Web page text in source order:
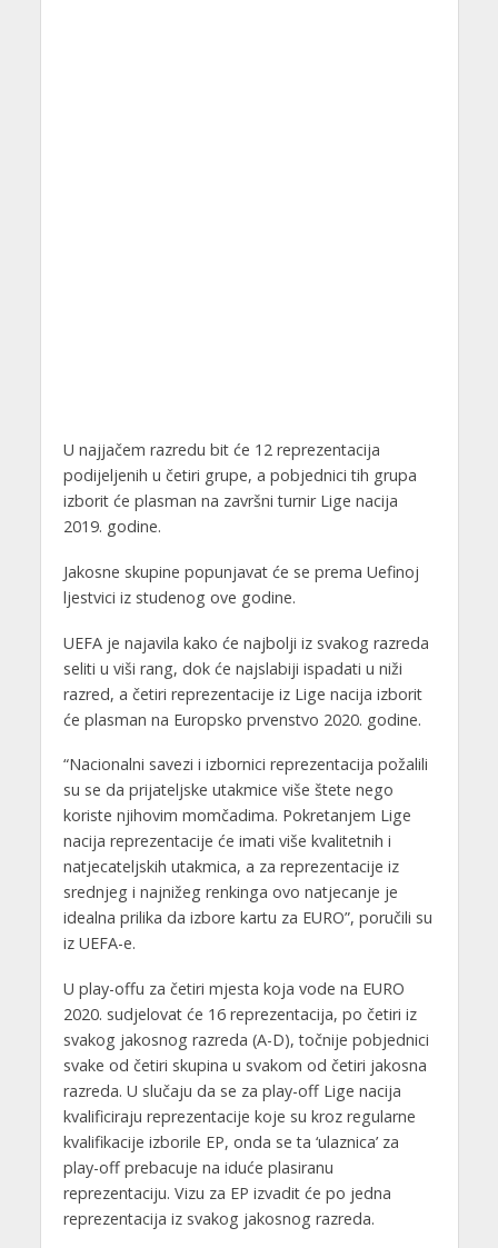
U najjačem razredu bit će 12 reprezentacija
podijeljenih u četiri grupe, a pobjednici tih grupa
izborit će plasman na završni turnir Lige nacija
2019. godine.
Jakosne skupine popunjavat će se prema Uefinoj
ljestvici iz studenog ove godine.
UEFA je najavila kako će najbolji iz svakog razreda
seliti u viši rang, dok će najslabiji ispadati u niži
razred, a četiri reprezentacije iz Lige nacija izborit
će plasman na Europsko prvenstvo 2020. godine.
“Nacionalni savezi i izbornici reprezentacija požalili
su se da prijateljske utakmice više štete nego
koriste njihovim momčadima. Pokretanjem Lige
nacija reprezentacije će imati više kvalitetnih i
natjecateljskih utakmica, a za reprezentacije iz
srednjeg i najnižeg renkinga ovo natjecanje je
idealna prilika da izbore kartu za EURO”, poručili su
iz UEFA-e.
U play-offu za četiri mjesta koja vode na EURO
2020. sudjelovat će 16 reprezentacija, po četiri iz
svakog jakosnog razreda (A-D), točnije pobjednici
svake od četiri skupina u svakom od četiri jakosna
razreda. U slučaju da se za play-off Lige nacija
kvalificiraju reprezentacije koje su kroz regularne
kvalifikacije izborile EP, onda se ta ‘ulaznica’ za
play-off prebacuje na iduće plasiranu
reprezentaciju. Vizu za EP izvadit će po jedna
reprezentacija iz svakog jakosnog razreda.